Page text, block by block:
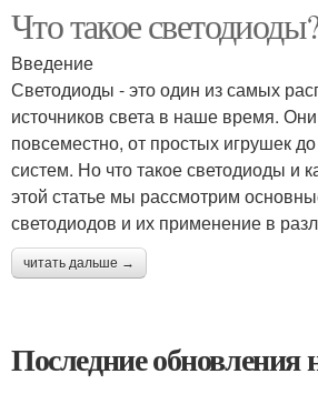
Что такое
Введение
Светодиоды - это один из самых
источников света в наше время.
повсеместно, от простых игрушек
систем. Но что такое светодиоды и
этой статье мы рассмотрим
светодиодов и их применение в
читать дальше →
Последние обновления